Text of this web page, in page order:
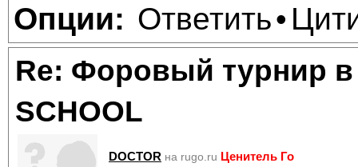
Опции: Ответить•
Re: Форовый турнир в
SCHOOL
DOCTOR на rugo.ru Ценитель Го